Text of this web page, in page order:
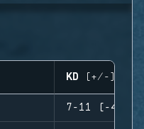
KD (+/-)
7-11 (-4)